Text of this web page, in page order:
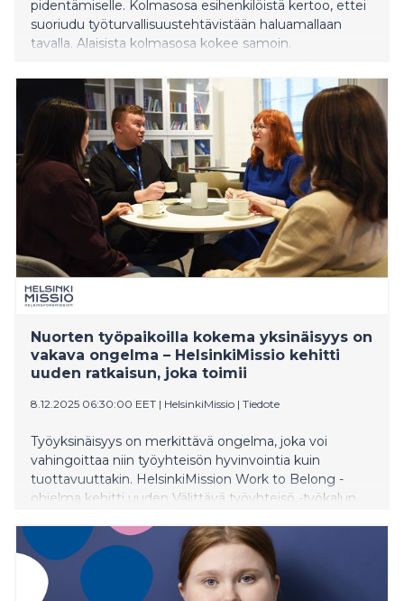
pidentämiselle. Kolmasosa esihenkilöistä kertoo, ettei
suoriudu työturvallisuustehtävistään haluamallaan
tavalla. Alaisista kolmasosa kokee samoin.
Nuorten työpaikoilla kokema yksinäisyys on
vakava ongelma – HelsinkiMissio kehitti
uuden ratkaisun, joka toimii
8.12.2025 06:30:00 EET | HelsinkiMissio | Tiedote
Työyksinäisyys on merkittävä ongelma, joka voi
vahingoittaa niin työyhteisön hyvinvointia kuin
tuottavuuttakin. HelsinkiMission Work to Belong -
ohjelma kehitti uuden Välittävä työyhteisö -työkalun
koettua yksinäisyyttä.